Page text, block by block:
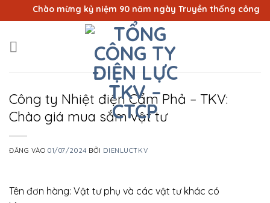
qua
dung
Chào mừng kỷ niệm 90 năm ngày Truyền thống công
Công ty Nhiệt điện Cẩm Phả – TKV:
Chào giá mua sắm vật tư
ĐĂNG VÀO01/07/2024 BỞI DIENLUCTKV
Tên đơn hàng: Vật tư phụ và các vật tư khác có